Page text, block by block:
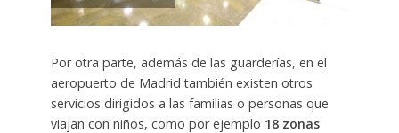
Por otra parte, además de las guarderías, en el
aeropuerto de Madrid también existen otros
servicios dirigidos a las familias o personas que
viajan con niños, como por ejemplo 18 zonas